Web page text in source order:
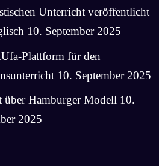
Unterricht veröffentlicht –
10. September 2025
Plattform für den
10. September 2025
über Hamburger Modell 10.
2025